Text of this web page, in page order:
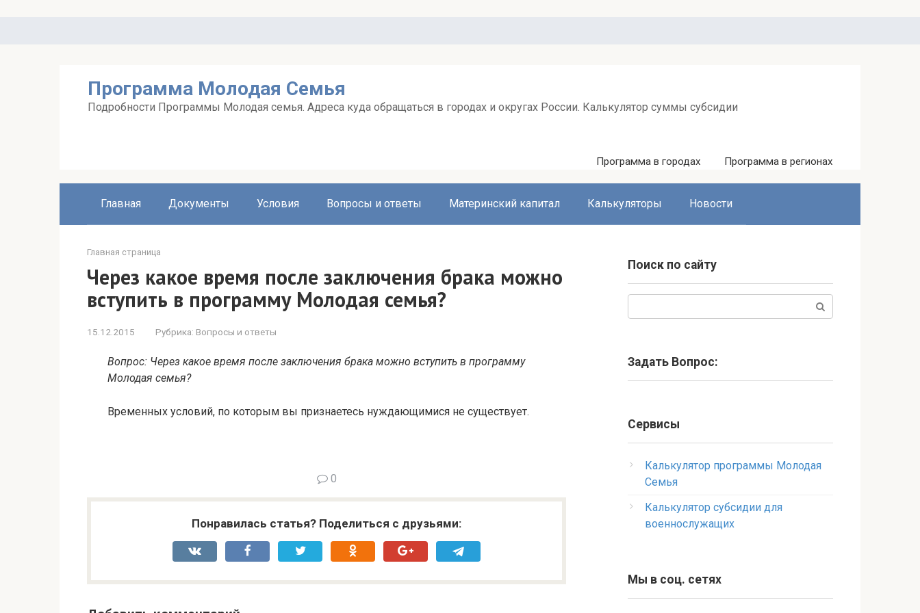
Программа Молодая Семья
Подробности Программы Молодая семья. Адреса куда обращаться в городах и округах России. Калькулятор суммы субсидии
Программа в городах Программа в регионах
Главная Документы Условия Вопросы и ответы Материнский капитал Калькуляторы Новости
Главная страница
Через какое время после заключения брака можно
вступить в программу Молодая семья?
15.12.2015 Рубрика: Вопросы и ответы
Вопрос: Через какое время после заключения брака можно вступить в программу
Молодая семья?
Временных условий, по которым вы признаетесь нуждающимися не существует.
0
Понравилась статья? Поделиться с друзьями:
Поиск по сайту
Задать Вопрос:
Сервисы
Калькулятор программы Молодая
Семья
Калькулятор субсидии для
военнослужащих
Мы в соц. сетях